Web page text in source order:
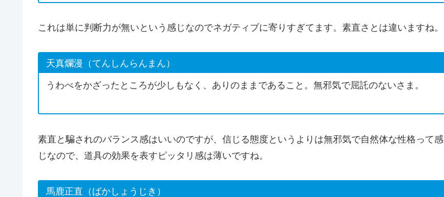
これは単に判断力が無いという感じなのでネガティブに寄りすぎてます。素直さとは違いますね。
天真爛漫（てんしんらんまん）
うわべをかざったところが少しもなく、ありのままであること。無邪気で屈託のないさま。
素直と騙されのバランス感はいいのですが、信じる態度というよりは無邪気で自然体な性格って感
じなので、道具の効果を表すピッタリ感は薄いですね。
馬鹿正直（ばかしょうじき）